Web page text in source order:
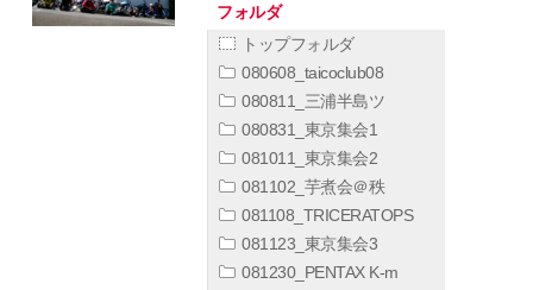
フォルダ
トップフォルダ
080608_taicoclub08
080811_三浦半島ツ
080831_東京集会1
081011_東京集会2
081102_芋煮会＠秩
081108_TRICERATOPS
081123_東京集会3
081230_PENTAX K-m